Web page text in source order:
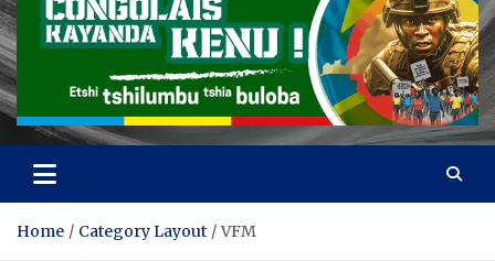
Home Category Layout VFM